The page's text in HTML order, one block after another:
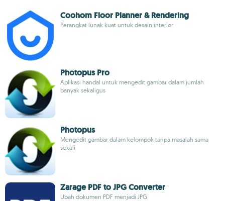
Coohom Floor Planner & Rendering
Perangkat lunak kuat untuk desain interior
Photopus Pro
Aplikasi handal untuk mengedit gambar dalam jumlah
banyak sekaligus
Photopus
Mengedit gambar dalam kelompok tanpa masalah sama
sekali
Zarage PDF to JPG Converter
Ubah dokumen PDF menjadi JPG